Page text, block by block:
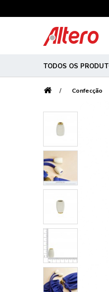
TODOS OS
Confecção